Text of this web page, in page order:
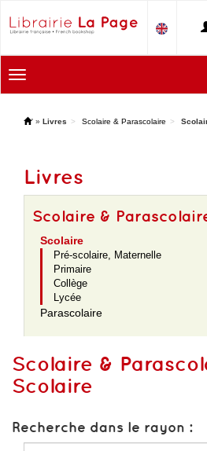
Toggle
navigation
' » Livres Scolaire & Parascolaire
Livres
Scolaire &
Scolaire
Pré-scolaire, Maternelle
Primaire
Collège
Lycée
Parascolaire
Scolaire &
Scolaire
Recherche dans le rayon :